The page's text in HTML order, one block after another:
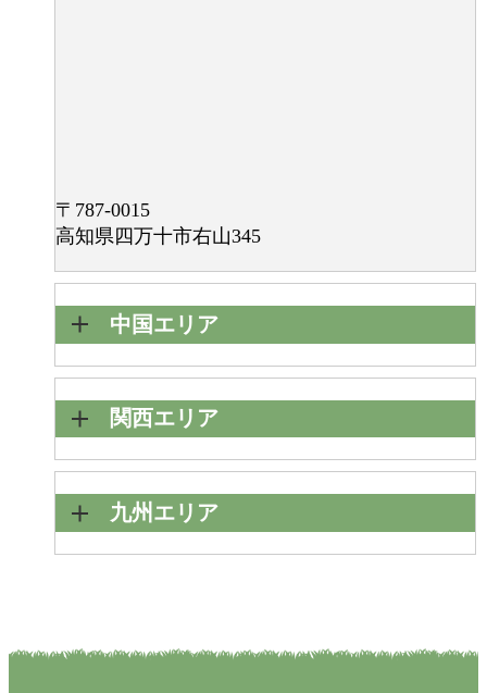
〒787-0015
高知県四万十市右山345
中国エリア
関西エリア
九州エリア